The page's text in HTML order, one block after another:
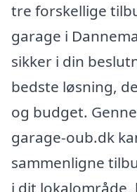
tre forskellige
garage i
sikker i din
bedste løsning,
og budget.
garage-oub.dk
sammenligne
i dit lokalområde,